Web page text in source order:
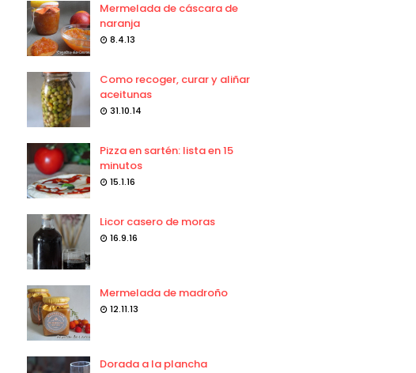
Mermelada de cáscara de
naranja
8.4.13
Como recoger, curar y aliñar
aceitunas
31.10.14
Pizza en sartén: lista en 15
minutos
15.1.16
Licor casero de moras
16.9.16
Mermelada de madroño
12.11.13
Dorada a la plancha